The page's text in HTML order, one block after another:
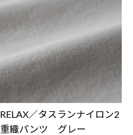
RELAX／タスランナイロン2
重織パンツ グレー